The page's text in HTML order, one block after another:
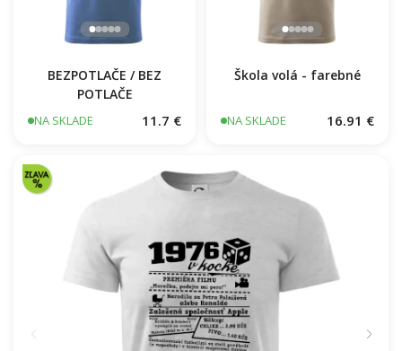
BEZPOTLAČE / BEZ
POTLAČE
NA SKLADE 11.7 €
Škola volá - farebné
NA SKLADE 16.91 €